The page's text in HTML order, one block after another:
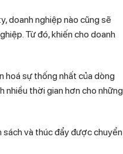
doanh nghiệp nào cũng sẽ
Từ đó, khiến cho doanh
hoá sự thống nhất của dòng
nhiều thời gian hơn cho những
sách và thúc đẩy được chuyển